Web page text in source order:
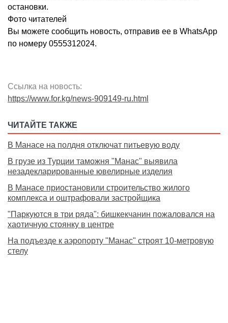
остановки.
Фото читателей
Вы можете сообщить новость, отправив ее в WhatsApp
по номеру 0555312024.
Ссылка на новость:
https://www.for.kg/news-909149-ru.html
ЧИТАЙТЕ ТАКЖЕ
В Манасе на полдня отключат питьевую воду
В грузе из Турции таможня "Манас" выявила
незадекларированные ювелирные изделия
В Манасе приостановили строительство жилого
комплекса и оштрафовали застройщика
"Паркуются в три ряда": бишкекчанин пожаловался на
хаотичную стоянку в центре
На подъезде к аэропорту "Манас" строят 10-метровую
стелу